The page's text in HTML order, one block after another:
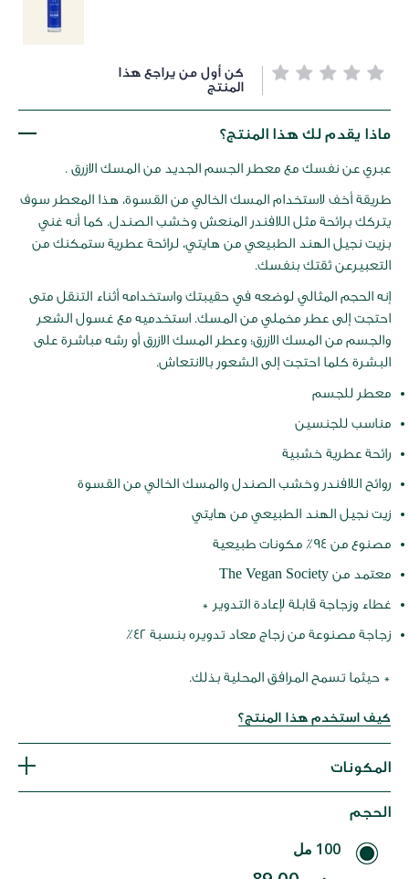
تخطي
بداية
معرض
كن أول من يراجع هذا
المنتج
ماذا يقدم لك هذا المنتج؟
عبري عن نفسك مع معطر الجسم الجديد من المسك الازرق .
طريقة أخف لاستخدام المسك الخالي من القسوة، هذا المعطر سوف
يتركك برائحة مثل اللافندر المنعش وخشب الصندل. كما أنه غني
بزيت نجيل الهند الطبيعي من هايتي، لرائحة عطرية ستمكنك من
التعبيرعن ثقتك بنفسك.
إنه الحجم المثالي لوضعه في حقيبتك واستخدامه أثناء التنقل متى
احتجت إلى عطر مخملي من المسك. استخدميه مع غسول الشعر
والجسم من المسك الازرق؛ وعطر المسك الازرق أو رشه مباشرة على
البشرة كلما احتجت إلى الشعور بالانتعاش.
معطر للجسم
مناسب للجنسين
رائحة عطرية خشبية
روائح اللافندر وخشب الصندل والمسك الخالي من القسوة
زيت نجيل الهند الطبيعي من هايتي
مصنوع من 94٪ مكونات طبيعية
معتمد من The Vegan Society
غطاء وزجاجة قابلة لإعادة التدوير *
زجاجة مصنوعة من زجاج معاد تدويره بنسبة 42٪
* حيثما تسمح المرافق المحلية بذلك.
كيف استخدم هذا المنتج؟
المكونات
الحجم
100 مل